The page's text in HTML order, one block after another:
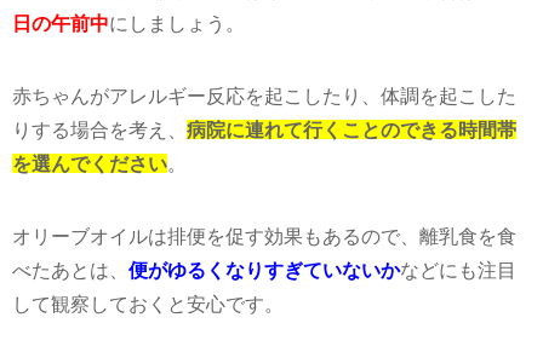
日の午前中にしましょう。
赤ちゃんがアレルギー反応を起こしたり、体調を起こした
りする場合を考え、 病院に連れて行くことのできる時間帯
を選んでください
オリーブオイルは排便を促す効果もあるので、離乳食を食
べたあとは、 便がゆるくなりすぎていないかなどにも注目
して観察しておくと安心です。